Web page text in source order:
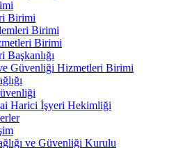
Birimi
Birimi
Birimi
Başkanlığı
ve Güvenliği Hizmetleri Birimi
Harici İşyeri Hekimliği
ve Güvenliği Kurulu